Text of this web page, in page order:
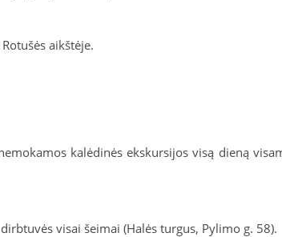
aikštėje.
kalėdinės ekskursijos visą dieną
visai šeimai (Halės turgus, Pylimo g. 58).